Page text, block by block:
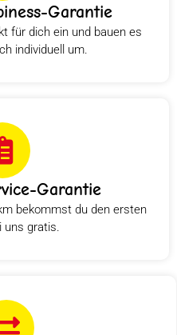
Garantie
für dich ein und bauen es
individuell um.
Garantie
bekommst du den ersten
uns gratis.